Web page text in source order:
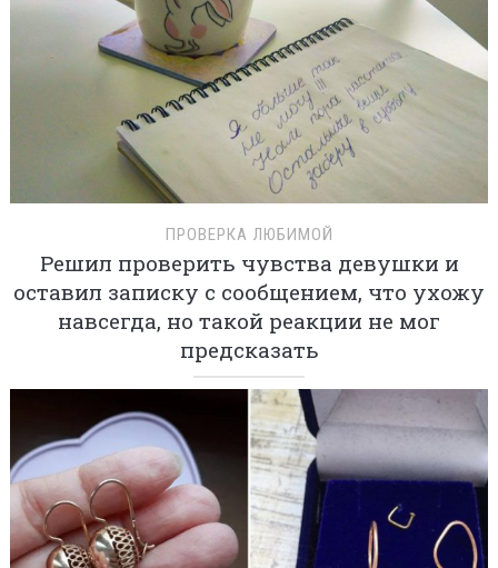
ПРОВЕРКА ЛЮБИМОЙ
Решил проверить чувства девушки и
оставил записку с сообщением, что ухожу
навсегда, но такой реакции не мог
предсказать